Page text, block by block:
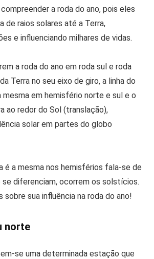
a roda do ano, pois eles
de raios solares até a Terra,
e influenciando milhares de vidas.
a roda do ano em roda sul e roda
Terra no seu eixo de giro, a linha do
mesma em hemisfério norte e sul e o
ao redor do Sol (translação),
solar em partes do globo
é a mesma nos hemisférios fala-se de
se diferenciam, ocorrem os solstícios.
sobre sua influência na roda do ano!
norte
se uma determinada estação que